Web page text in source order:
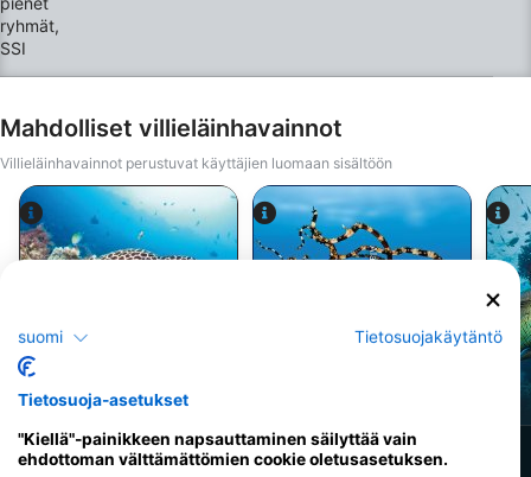
ohjeistus ja opastusKaikki opintopisteet voidaan
huomiotaToimipaikka St. Paul’s Bayssa vuodesta 2012
Mahdolliset villieläinhavainnot
Villieläinhavainnot perustuvat käyttäjien luomaan sisältöön
Mureena
380Havaintoja
Alamy/Reinhard Dirscherl
160Havaintoja
suomi Tietosuojakäytäntö
Tietosuoja-asetukset
"Kiellä"-painikkeen napsauttaminen säilyttää vain
ehdottoman välttämättömien cookie oletusasetuksen.